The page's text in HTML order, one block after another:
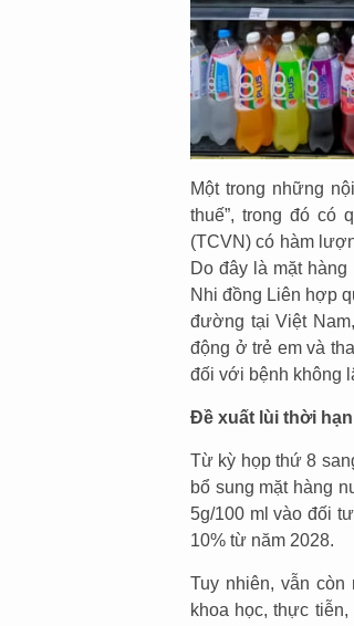
Một trong những
thuế”, trong đó có
(TCVN) có hàm
Do đây là mặt
Nhi đồng Liên hợp
đường tại Việt
động ở trẻ em và
đối với bệnh không
Đề xuất lùi thời
Từ kỳ họp thứ 8
bổ sung mặt hàng
5g/100 ml vào đối
10% từ năm 2028.
Tuy nhiên, vẫn
khoa học, thực